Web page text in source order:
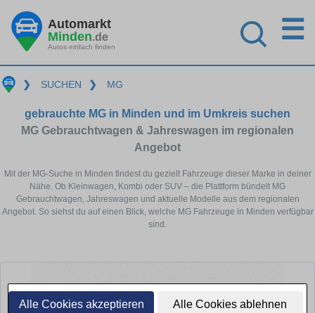
Alle Cookies akzeptieren Alle Cookies ablehnen
Automarkt
Minden.de
Autos einfach finden
☰
❯ SUCHEN ❯ MG
gebrauchte MG in Minden und im Umkreis suchen
MG Gebrauchtwagen & Jahreswagen im regionalen
Angebot
Mit der MG-Suche in Minden findest du gezielt Fahrzeuge dieser Marke in deiner
Nähe. Ob Kleinwagen, Kombi oder SUV – die Plattform bündelt MG
Gebrauchtwagen, Jahreswagen und aktuelle Modelle aus dem regionalen
Angebot. So siehst du auf einen Blick, welche MG Fahrzeuge in Minden verfügbar
sind.